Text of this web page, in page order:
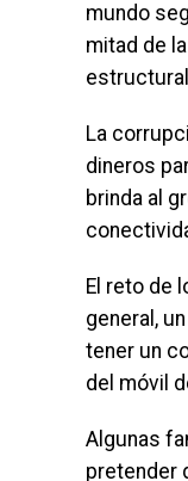
mundo
mitad de
La
dineros
brinda al
El reto de
general,
tener un
del móvil
Algunas
pretender